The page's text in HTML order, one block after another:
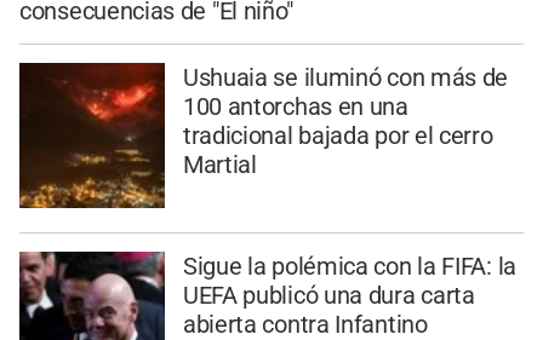
consecuencias de "El niño"
Ushuaia se iluminó con más de
100 antorchas en una
tradicional bajada por el cerro
Martial
Sigue la polémica con la FIFA: la
UEFA publicó una dura carta
abierta contra Infantino